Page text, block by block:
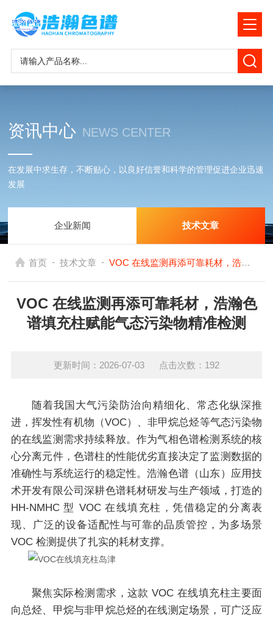
资讯中心 NEWS CENTER
在发展中求生存，不断贴心，以良好信誉和科学的管理促进企业迅速
发展
企业新闻 技术文章
首页 - 技术文章 - VOC 在线监测再添可靠耗材，浩瀚色谱填充柱赋能气态污染物精准检测
VOC 在线监测再添可靠耗材，浩瀚色
谱填充柱赋能气态污染物精准检测
更新时间：2026-07-03 点击次数：192
随着我国大气污染防治向精细化、常态化纵深推
进，挥发性有机物（VOC）、非甲烷总烃等气态污染物
的在线监测需求持续释放。作为气相色谱检测系统的核
心分离元件，色谱柱的性能优劣直接决定了监测数据的
准确性与系统运行的稳定性。浩瀚色谱（山东）应用技
术开发有限公司深耕色谱耗材研发与生产领域，打造的
HH-NMHC 型 VOC 在线填充柱，凭借稳定的分离表
现、广泛的设备适配性与可靠的品质管控，为多场景
VOC 检测提供了扎实的耗材支撑。
聚焦实际检测需求，这款 VOC 在线填充柱主要面
向总烃、甲烷与非甲烷总烃的在线测定场景，可广泛应